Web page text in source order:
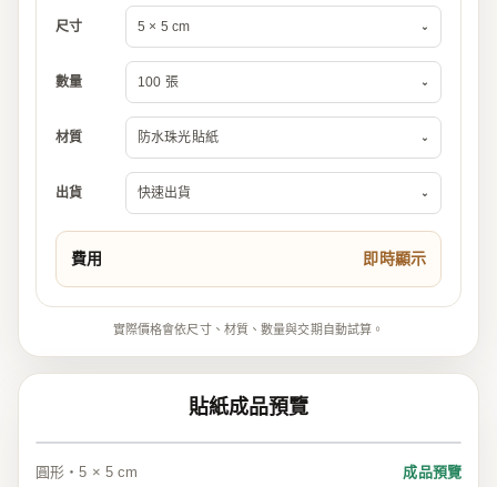
尺寸 5 × 5 cm ⌄
數量 100 張 ⌄
材質 防水珠光貼紙 ⌄
出貨 快速出貨 ⌄
費用 即時顯示
實際價格會依尺寸、材質、數量與交期自動試算。
貼紙成品預覽
圓形・5 × 5 cm 成品預覽